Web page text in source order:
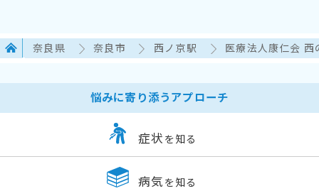
奈良県 奈良市 西ノ京駅 医療法人康仁会 西
悩みに寄り添うアプローチ
症状 を知る
病気 を知る